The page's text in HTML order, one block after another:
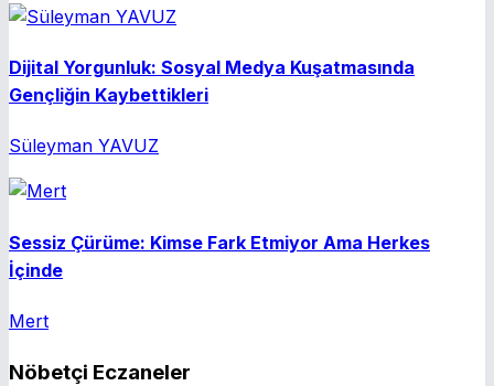
Dijital Yorgunluk: Sosyal Medya Kuşatmasında
Gençliğin Kaybettikleri
Süleyman YAVUZ
Sessiz Çürüme: Kimse Fark Etmiyor Ama Herkes
İçinde
Mert
Nöbetçi Eczaneler